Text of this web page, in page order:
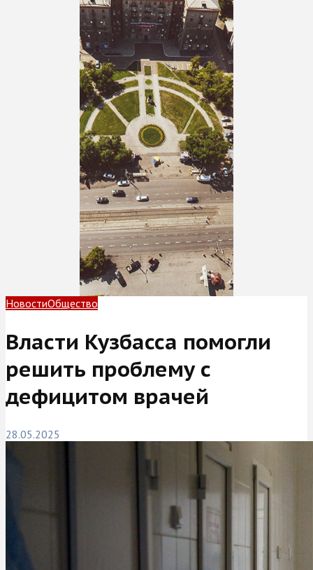
НовостиОбщество
Власти Кузбасса помогли
решить проблему с
дефицитом врачей
28.05.2025